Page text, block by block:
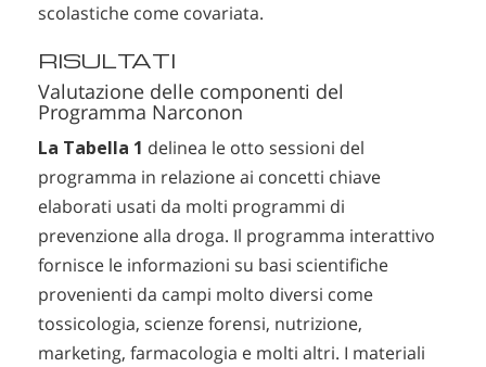
scolastiche come covariata.
RISULTATI
Valutazione delle componenti del
Programma Narconon
La Tabella 1 delinea le otto sessioni del
programma in relazione ai concetti chiave
elaborati usati da molti programmi di
prevenzione alla droga. Il programma interattivo
fornisce le informazioni su basi scientifiche
provenienti da campi molto diversi come
tossicologia, scienze forensi, nutrizione,
marketing, farmacologia e molti altri. I materiali